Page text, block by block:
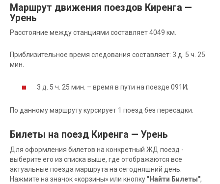
Маршрут движения поездов Киренга —
Урень
Расстояние между станциями составляет 4049 км.
Приблизительное время следования составляет: 3 д. 5 ч. 25
мин.
3 д. 5 ч. 25 мин. – время в пути на поезде 091И;
По данному маршруту курсирует 1 поезд без пересадки.
Билеты на поезд Киренга — Урень
Для оформления билетов на конкретный ЖД поезд -
выберите его из списка выше, где отображаются все
актуальные поезда маршрута на сегодняшний день.
Нажмите на значок «корзины» или кнопку "Найти Билеты",